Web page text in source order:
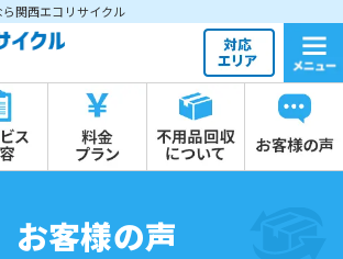
関西エコリサイクル
お客様の声